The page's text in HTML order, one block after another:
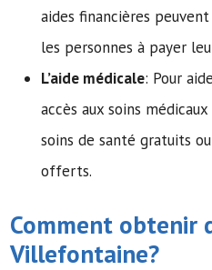
aides financières
les personnes à payer
L’aide médicale: Pour
accès aux soins
soins de santé gratuits
offerts.
Comment obtenir
Villefontaine?